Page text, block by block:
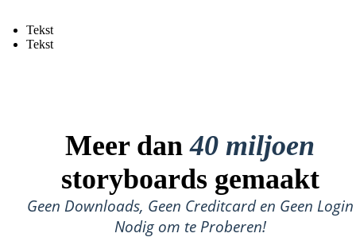
Tekst
Tekst
Meer dan40 miljoen
storyboards gemaakt
Geen Downloads, Geen Creditcard en Geen Login
Nodig om te Proberen!